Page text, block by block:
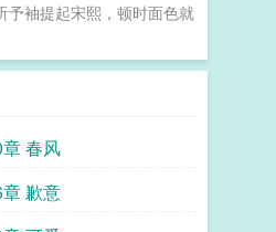
予袖提起宋熙，顿时面色就
春风
歉意